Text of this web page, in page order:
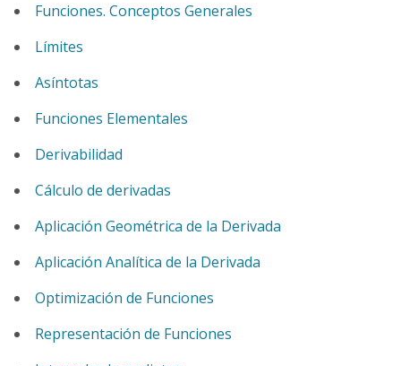
Funciones. Conceptos Generales
Límites
Asíntotas
Funciones Elementales
Derivabilidad
Cálculo de derivadas
Aplicación Geométrica de la Derivada
Aplicación Analítica de la Derivada
Optimización de Funciones
Representación de Funciones